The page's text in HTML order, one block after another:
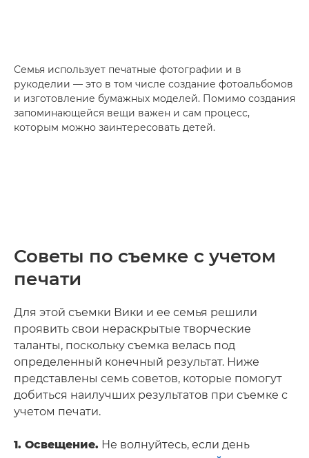
Семья использует печатные фотографии и в
рукоделии — это в том числе создание фотоальбомов
и изготовление бумажных моделей. Помимо создания
запоминающейся вещи важен и сам процесс,
которым можно заинтересовать детей.
Советы по съемке с учетом
печати
Для этой съемки Вики и ее семья решили
проявить свои нераскрытые творческие
таланты, поскольку съемка велась под
определенный конечный результат. Ниже
представлены семь советов, которые помогут
добиться наилучших результатов при съемке с
учетом печати.
1. Освещение. Не волнуйтесь, если день